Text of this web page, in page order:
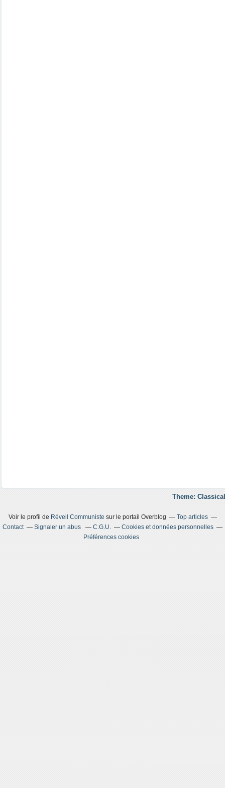
Theme:
Voir le profil de Réveil Communiste sur le portail Overblog
Top articles
Contact
Signaler un abus C.G.U.
Cookies et données personnelles
Préférences cookies